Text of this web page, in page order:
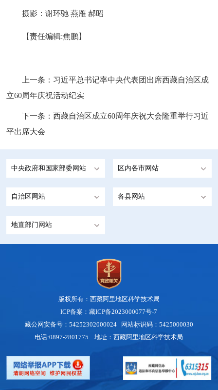
摄影：谢环驰 燕雁 郝昭
【责任编辑:焦鹏】
上一条： 习近平总书记率中央代表团出席西藏自治区成
立60周年庆祝活动纪实
下一条：西藏自治区成立60周年庆祝大会隆重举行习近
平出席大会
中央政府和国家部委网站 区内各市网站
自治区网站 各县网站
地直部门网站
版权所有：西藏阿里地区科学技术局
ICP备案：藏ICP备2023000077号-7
藏公网安备号： 54252302000024网站标识码：5425000030
电话:0897-2801775 地址：西藏阿里地区科学技术局